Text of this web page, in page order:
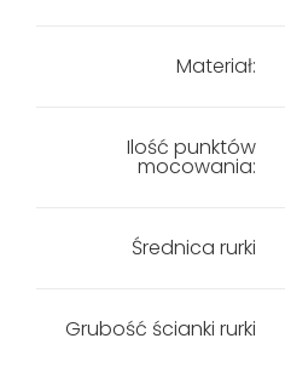
Materiał:
Ilość punktów
mocowania:
Średnica rurki
Grubość ścianki rurki